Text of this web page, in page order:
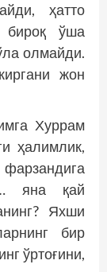
ҳатто
бироқ ўша
олмайди.
жон
Хуррам
ҳалимлик,
фарзандига
яна қай
Яхши
бир
ўртоғини,